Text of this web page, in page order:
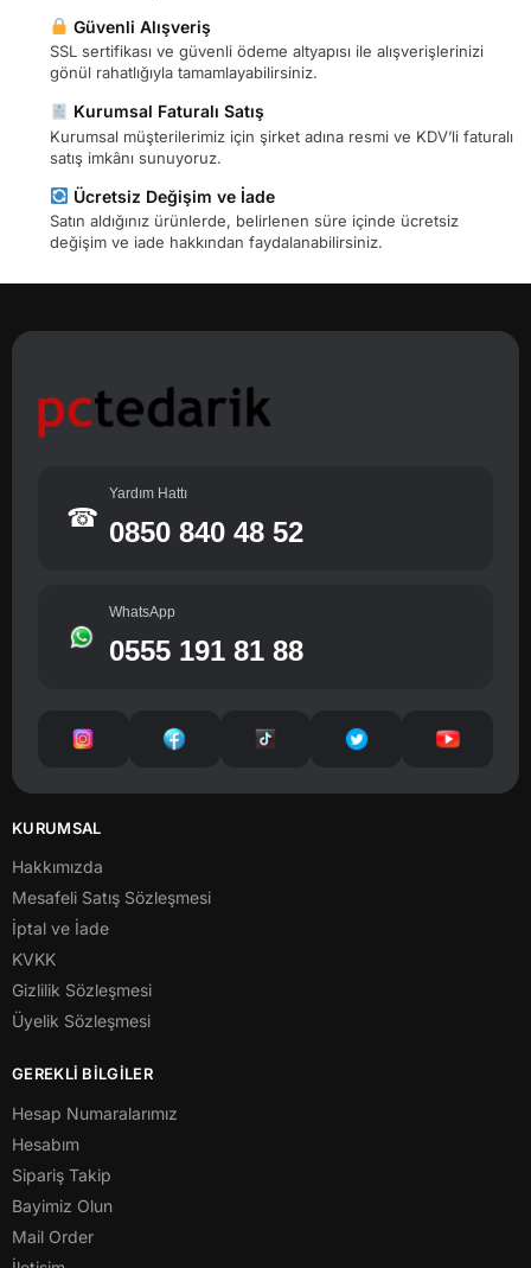
Güvenli Alışveriş
SSL sertifikası ve güvenli ödeme altyapısı ile alışverişlerinizi
gönül rahatlığıyla tamamlayabilirsiniz.
Kurumsal Faturalı Satış
Kurumsal müşterilerimiz için şirket adına resmi ve KDV’li faturalı
satış imkânı sunuyoruz.
Ücretsiz Değişim ve İade
Satın aldığınız ürünlerde, belirlenen süre içinde ücretsiz
değişim ve iade hakkından faydalanabilirsiniz.
☎
Yardım Hattı
0850 840 48 52
WhatsApp
0555 191 81 88
KURUMSAL
Hakkımızda
Mesafeli Satış Sözleşmesi
İptal ve İade
KVKK
Gizlilik Sözleşmesi
Üyelik Sözleşmesi
GEREKLİ BİLGİLER
Hesap Numaralarımız
Hesabım
Sipariş Takip
Bayimiz Olun
Mail Order